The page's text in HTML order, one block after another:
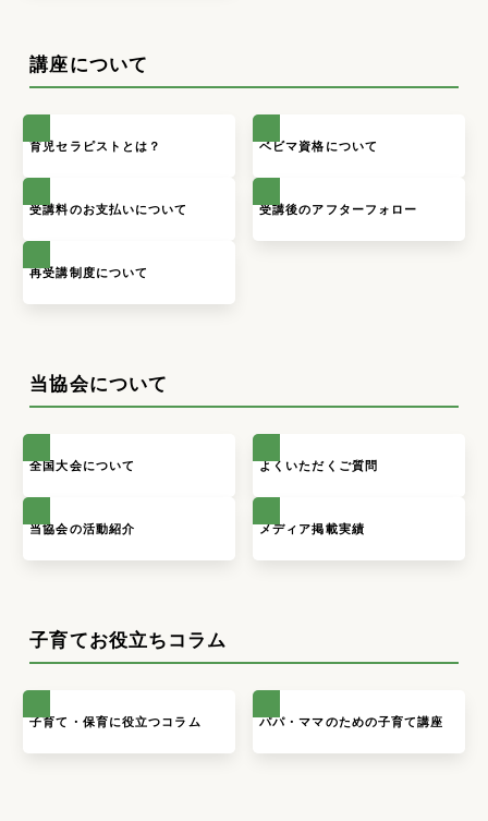
講座について
育児セラピストとは？ ベビマ資格について
受講料のお支払いについて 受講後のアフターフォロー
再受講制度について
当協会について
全国大会について よくいただくご質問
当協会の活動紹介 メディア掲載実績
子育てお役立ちコラム
子育て・保育に役立つコラム パパ・ママのための子育て講座